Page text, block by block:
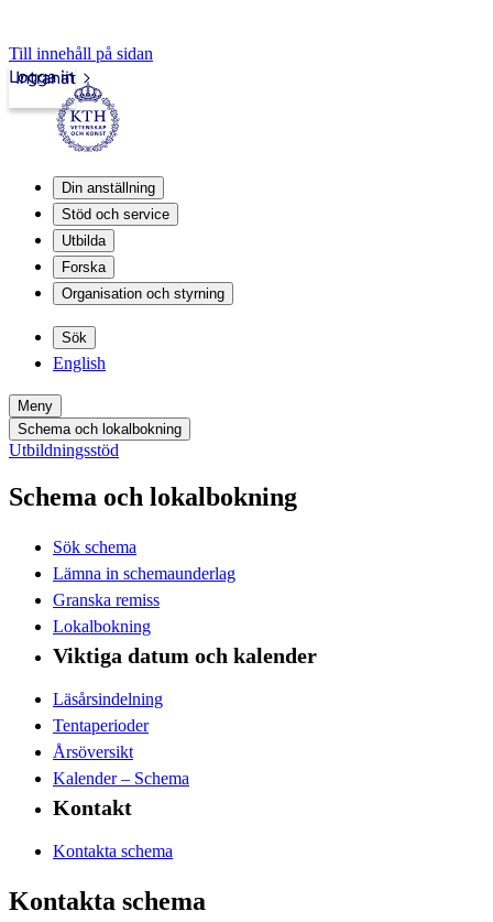
Till innehåll på sidan
Intranät
Logga in
Din anställning
Stöd och service
Utbilda
Forska
Organisation och styrning
Sök
English
Meny
Schema och lokalbokning
Utbildningsstöd
Schema och lokalbokning
Sök schema
Lämna in schemaunderlag
Granska remiss
Lokalbokning
Viktiga datum och kalender
Läsårsindelning
Tentaperioder
Årsöversikt
Kalender – Schema
Kontakt
Kontakta schema
Kontakta schema